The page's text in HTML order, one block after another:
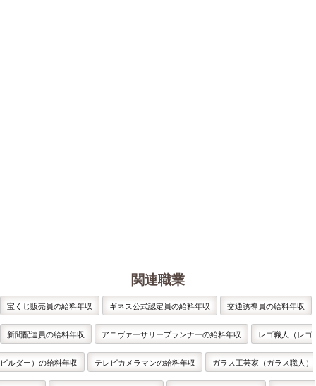
関連職業
宝くじ販売員の給料年収 ギネス公式認定員の給料年収 交通誘導員の給料年収
新聞配達員の給料年収 アニヴァーサリープランナーの給料年収 レゴ職人（レゴ
ビルダー）の給料年収 テレビカメラマンの給料年収 ガラス工芸家（ガラス職人）